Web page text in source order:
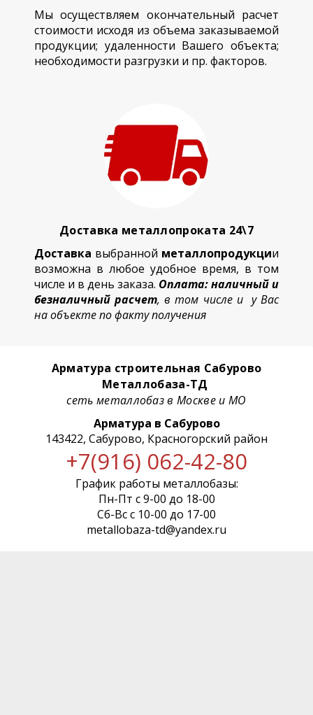
Мы осуществляем окончательный расчет
стоимости исходя из объема заказываемой
продукции; удаленности Вашего объекта;
необходимости разгрузки и пр. факторов.
Доставка металлопроката 24\7
Доставка выбранной металлопродукции
возможна в любое удобное время, в том
числе и в день заказа. Оплата: наличный и
безналичный расчет, в том числе и у Вас
на объекте по факту получения
Арматура строительная Сабурово
Металлобаза-ТД
сеть металлобаз в Москве и МО
Арматура в Сабурово
143422, Сабурово, Красногорский район
+7(916) 062-42-80
График работы металлобазы:
Пн-Пт с 9-00 до 18-00
Сб-Вс с 10-00 до 17-00
metallobaza-td@yandex.ru